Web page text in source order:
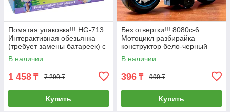
Помятая упаковка!!! HG-713
Интерактивная обезьянка
(требует замены батареек) с
площадкой для игры 24*31
В наличии
1 458 ₸ 7 290 ₸
Купить
Без отвертки!!! 8080c-6
Мотоцикл разбирайка
конструктор бело-черный
24*20см
В наличии
396 ₸ 990 ₸
Купить